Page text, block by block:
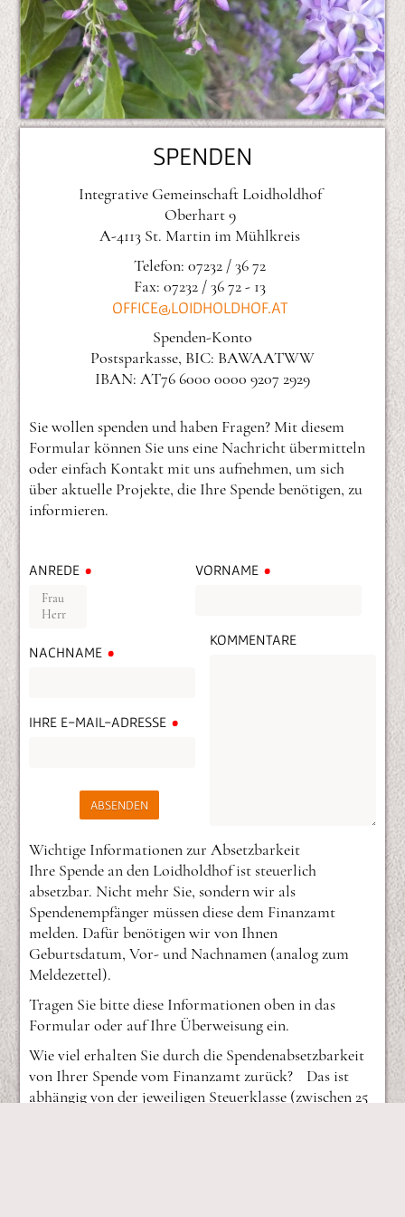
SPENDEN
Integrative Gemeinschaft Loidholdhof
Oberhart 9
A-4113 St. Martin im Mühlkreis
Telefon: 07232 / 36 72
Fax: 07232 / 36 72 - 13
OFFICE@LOIDHOLDHOF.AT
Spenden-Konto
Postsparkasse, BIC: BAWAATWW
IBAN: AT76 6000 0000 9207 2929
Sie wollen spenden und haben Fragen? Mit diesem
Formular können Sie uns eine Nachricht übermitteln
oder einfach Kontakt mit uns aufnehmen, um sich
über aktuelle Projekte, die Ihre Spende benötigen, zu
informieren.
ANREDE VORNAME
KOMMENTARE
NACHNAME
IHRE E-MAIL-ADRESSE
Wichtige Informationen zur Absetzbarkeit
Ihre Spende an den Loidholdhof ist steuerlich
absetzbar. Nicht mehr Sie, sondern wir als
Spendenempfänger müssen diese dem Finanzamt
melden. Dafür benötigen wir von Ihnen
Geburtsdatum, Vor- und Nachnamen (analog zum
Meldezettel).
Tragen Sie bitte diese Informationen oben in das
Formular oder auf Ihre Überweisung ein.
Wie viel erhalten Sie durch die Spendenabsetzbarkeit
von Ihrer Spende vom Finanzamt zurück? Das ist
abhängig von der jeweiligen Steuerklasse (zwischen 25